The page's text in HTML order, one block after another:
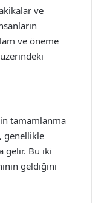
ve
ve öneme
tamamlanma
genellikle
gelir. Bu iki
geldiğini